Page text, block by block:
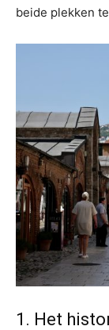
beide plekken
1. Het